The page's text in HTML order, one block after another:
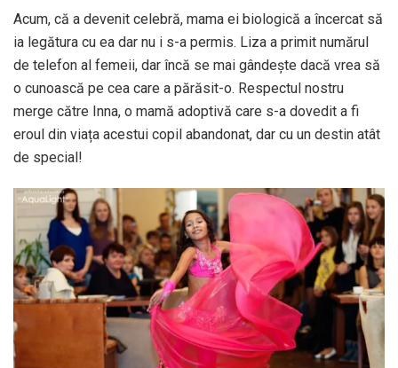
Acum, că a devenit celebră, mama ei biologică a încercat să
ia legătura cu ea dar nu i s-a permis. Liza a primit numărul
de telefon al femeii, dar încă se mai gândește dacă vrea să
o cunoască pe cea care a părăsit-o. Respectul nostru
merge către Inna, o mamă adoptivă care s-a dovedit a fi
eroul din viața acestui copil abandonat, dar cu un destin atât
de special!